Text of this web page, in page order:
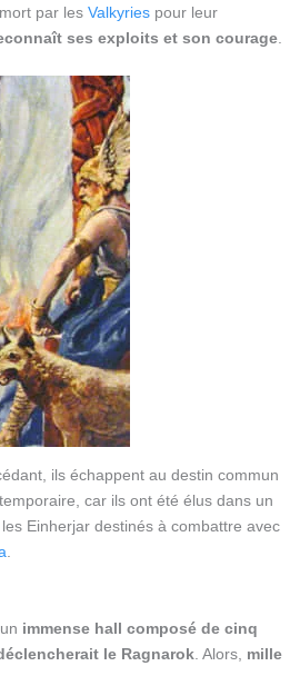
par les Valkyries pour leur
ses exploits et son courage
ils échappent au destin commun
car ils ont été élus dans un
les Einherjar destinés à combattre avec
immense hall composé de cinq
le Ragnarok . Alors, mille